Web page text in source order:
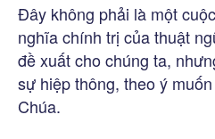
Đây không phải là một
nghĩa chính trị của thuật
đề xuất cho chúng ta,
sự hiệp thông, theo ý
Chúa.